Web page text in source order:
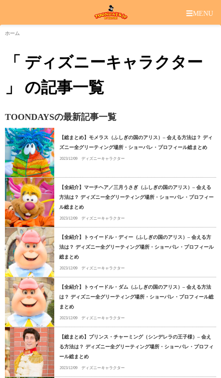
☰MENU
ホーム
「 ディズニーキャラクター
」 の記事一覧
TOONDAYSの最新記事一覧
【総まとめ】モメラス（ふしぎの国のアリス）– 会える方法は？ ディ
ズニー全グリーティング場所・ショーパレ・プロフィール総まとめ
2023/12/09 ディズニーキャラクター
【全紹介】マーチヘア／三月うさぎ（ふしぎの国のアリス）– 会える
方法は？ ディズニー全グリーティング場所・ショーパレ・プロフィー
ル総まとめ
2023/12/09 ディズニーキャラクター
【全紹介】トゥイードル・ディー（ふしぎの国のアリス）– 会える方
法は？ ディズニー全グリーティング場所・ショーパレ・プロフィール
総まとめ
2023/12/09 ディズニーキャラクター
【全紹介】トゥイードル・ダム（ふしぎの国のアリス）– 会える方法
は？ ディズニー全グリーティング場所・ショーパレ・プロフィール総
まとめ
2023/12/09 ディズニーキャラクター
【総まとめ】プリンス・チャーミング（シンデレラの王子様）– 会え
る方法は？ ディズニー全グリーティング場所・ショーパレ・プロフィ
ール総まとめ
2023/12/09 ディズニーキャラクター